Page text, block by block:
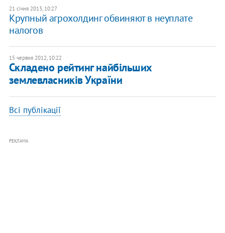
21 січня 2013, 10:27
Крупный агрохолдинг обвиняют в неуплате
налогов
15 червня 2012, 10:22
Складено рейтинг найбільших
землевласників України
Всі публікації
РЕКЛАМА